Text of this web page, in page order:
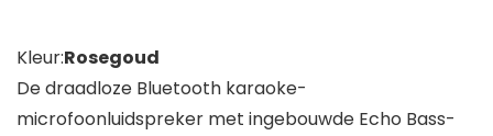
Kleur:Rosegoud
De draadloze Bluetooth karaoke-
microfoonluidspreker met ingebouwde Echo Bass-